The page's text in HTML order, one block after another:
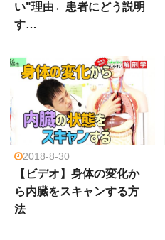
い"理由←患者にどう説明
す…
2018-8-30
【ビデオ】身体の変化か
ら内臓をスキャンする方
法